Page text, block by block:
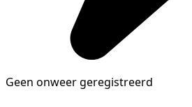
Geen onweer geregistreerd